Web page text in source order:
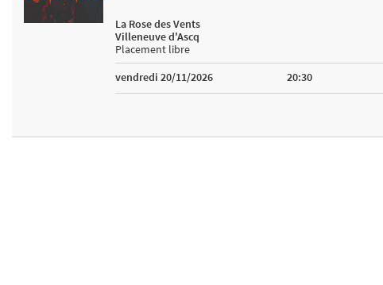
La Rose des Vents
Villeneuve d'Ascq
Placement libre
vendredi 20/11/2026
20:30